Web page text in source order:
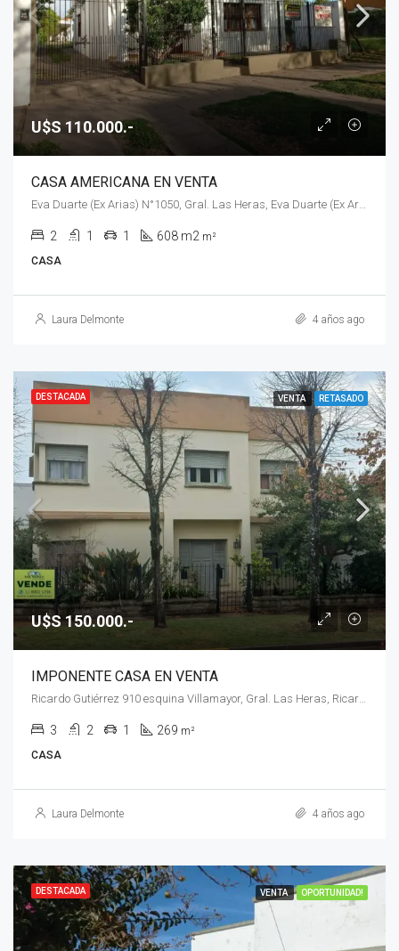
U$S 110.000.-
CASA AMERICANA EN VENTA
2 1 1 608 m2 m²
CASA
Laura Delmonte 4 años ago
DESTACADA VENTA RETASADO
U$S 150.000.-
IMPONENTE CASA EN VENTA
Ricardo Gutiérrez 910 esquina Villamayor, Gral. Las Heras, Ricardo Gutiérrez 910 esquina Villamayor
3 2 1 269 m²
CASA
Laura Delmonte 4 años ago
DESTACADA VENTA OPORTUNIDAD!